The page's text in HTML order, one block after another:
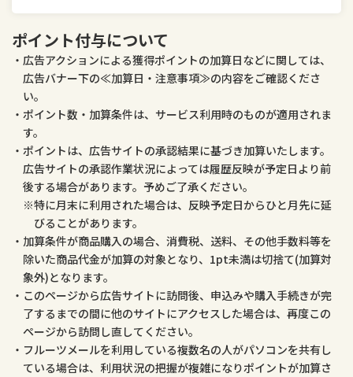
医薬品・コンタクト・介護 ペット・ペットグッズ
ポイント付与について
広告アクションによる獲得ポイントの加算日などに関しては、
広告バナー下の≪加算日・注意事項≫の内容をご確認くださ
い。
ポイント数・加算条件は、サービス利用時のものが適用されま
す。
ポイントは、広告サイトの承認結果に基づき加算いたします。
広告サイトの承認作業状況によっては履歴反映が予定日より前
後する場合があります。予めご了承ください。
特に月末に利用された場合は、反映予定日からひと月先に延
びることがあります。
加算条件が商品購入の場合、消費税、送料、その他手数料等を
除いた商品代金が加算の対象となり、1pt未満は切捨て(加算対
象外)となります。
このページから広告サイトに訪問後、申込みや購入手続きが完
了するまでの間に他のサイトにアクセスした場合は、再度この
ページから訪問し直してください。
フルーツメールを利用している複数名の人がパソコンを共有し
ている場合は、利用状況の把握が複雑になりポイントが加算さ